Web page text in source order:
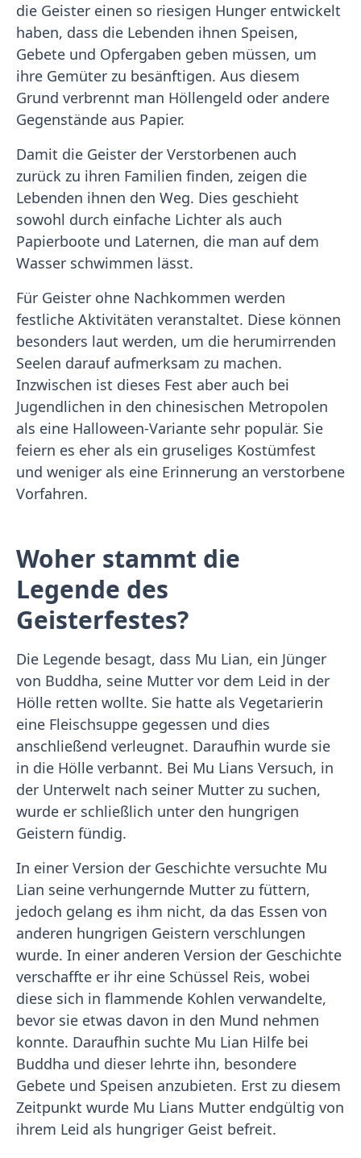
die Geister einen so riesigen Hunger entwickelt
haben, dass die Lebenden ihnen Speisen,
Gebete und Opfergaben geben müssen, um
ihre Gemüter zu besänftigen. Aus diesem
Grund verbrennt man Höllengeld oder andere
Gegenstände aus Papier.
Damit die Geister der Verstorbenen auch
zurück zu ihren Familien finden, zeigen die
Lebenden ihnen den Weg. Dies geschieht
sowohl durch einfache Lichter als auch
Papierboote und Laternen, die man auf dem
Wasser schwimmen lässt.
Für Geister ohne Nachkommen werden
festliche Aktivitäten veranstaltet. Diese können
besonders laut werden, um die herumirrenden
Seelen darauf aufmerksam zu machen.
Inzwischen ist dieses Fest aber auch bei
Jugendlichen in den chinesischen Metropolen
als eine Halloween-Variante sehr populär. Sie
feiern es eher als ein gruseliges Kostümfest
und weniger als eine Erinnerung an verstorbene
Vorfahren.
Woher stammt die
Legende des
Geisterfestes?
Die Legende besagt, dass Mu Lian, ein Jünger
von Buddha, seine Mutter vor dem Leid in der
Hölle retten wollte. Sie hatte als Vegetarierin
eine Fleischsuppe gegessen und dies
anschließend verleugnet. Daraufhin wurde sie
in die Hölle verbannt. Bei Mu Lians Versuch, in
der Unterwelt nach seiner Mutter zu suchen,
wurde er schließlich unter den hungrigen
Geistern fündig.
In einer Version der Geschichte versuchte Mu
Lian seine verhungernde Mutter zu füttern,
jedoch gelang es ihm nicht, da das Essen von
anderen hungrigen Geistern verschlungen
wurde. In einer anderen Version der Geschichte
verschaffte er ihr eine Schüssel Reis, wobei
diese sich in flammende Kohlen verwandelte,
bevor sie etwas davon in den Mund nehmen
konnte. Daraufhin suchte Mu Lian Hilfe bei
Buddha und dieser lehrte ihn, besondere
Gebete und Speisen anzubieten. Erst zu diesem
Zeitpunkt wurde Mu Lians Mutter endgültig von
ihrem Leid als hungriger Geist befreit.